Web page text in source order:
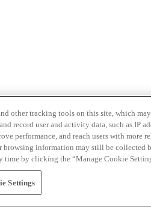
other tracking tools on this site, which
record user and activity data, such as IP
performance, and reach users with
browsing information may still be collected
time by clicking the “Manage Cookie
Settings